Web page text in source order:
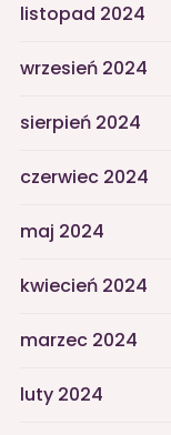
listopad 2024
wrzesień 2024
sierpień 2024
czerwiec 2024
maj 2024
kwiecień 2024
marzec 2024
luty 2024